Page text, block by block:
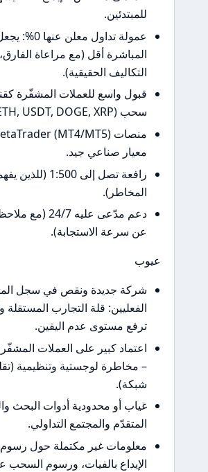
عمولة تداول معلن عنها 0%: يجعل التكاليف
أقل (مع مراعاة الفارق، انظر فقرة
الحقيقية).
واسع للعملات المشفّرة كقنوات إيداع/
منصات MetaTrader (MT4/MT5) متاحة –
صناعي جيد.
رافعة تصل إلى 1:500 (للذين يفهمون إدارة
دعم مدّعى عليه 24/7 (مع ملاحظات متباينة
سرعة الاستجابة).
جديدة ونقص في سجل المستخدمين
قلة التجارب المستقلة والآراء الحيّة
مستوى عدم اليقين.
كبير على العملات المشفّرة في الدفع
لوجستية وتنظيمية (تقلبات، رسوم
أو محدودية أدوات البحث والتحليل
والمجتمع التداولي.
غير مكتملة حول رسوم السحب/
بالفيات، ورسوم السحب عبر